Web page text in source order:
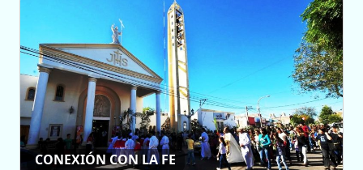
CONEXIÓN CON LA FE